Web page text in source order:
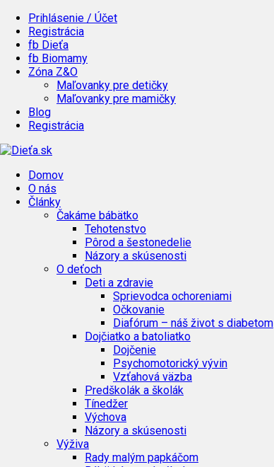
Prihlásenie / Účet
Registrácia
fb Dieťa
fb Biomamy
Zóna Z&O
Maľovanky pre detičky
Maľovanky pre mamičky
Blog
Registrácia
Domov
O nás
Články
Čakáme bábätko
Tehotenstvo
Pôrod a šestonedelie
Názory a skúsenosti
O deťoch
Deti a zdravie
Sprievodca ochoreniami
Očkovanie
Diafórum – náš život s diabetom
Dojčiatko a batoliatko
Dojčenie
Psychomotorický vývin
Vzťahová väzba
Predškolák a školák
Tínedžer
Výchova
Názory a skúsenosti
Výživa
Rady malým papkáčom